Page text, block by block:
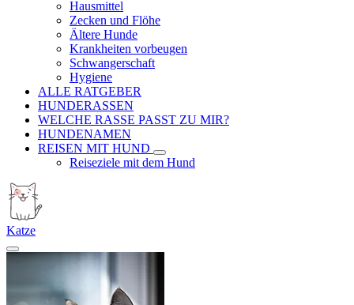
Hausmittel
Zecken und Flöhe
Ältere Hunde
Krankheiten vorbeugen
Schwangerschaft
Hygiene
ALLE RATGEBER
HUNDERASSEN
WELCHE RASSE PASST ZU MIR?
HUNDENAMEN
REISEN MIT HUND
Reiseziele mit dem Hund
Katze